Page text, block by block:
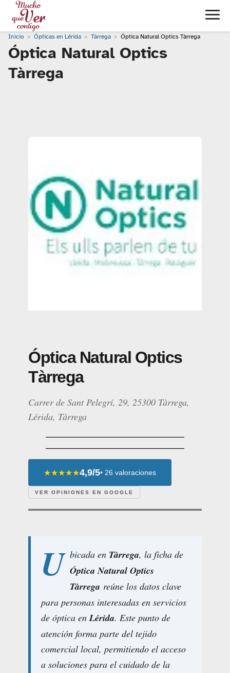
Inicio Ópticas en Lérida Tàrrega Óptica Natural Optics Tàrrega
Óptica Natural Optics
Tàrrega
Óptica Natural Optics
Tàrrega
Carrer de Sant Pelegrí, 29, 25300 Tàrrega,
Lérida, Tàrrega
★★★★★4,9/5• 26 valoraciones
VER OPINIONES EN GOOGLE
U bicada en Tàrrega, la ficha de
Óptica Natural Optics
Tàrrega reúne los datos clave
para personas interesadas en servicios
de óptica enLérida. Este punto de
atención forma parte del tejido
comercial local, permitiendo el acceso
a soluciones para el cuidado de la